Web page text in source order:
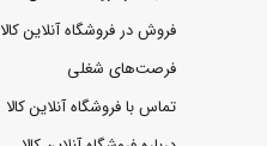
فروش در فروشگاه آنلاین کالا
فرصت‌های شغلی
تماس با فروشگاه آنلاین کالا